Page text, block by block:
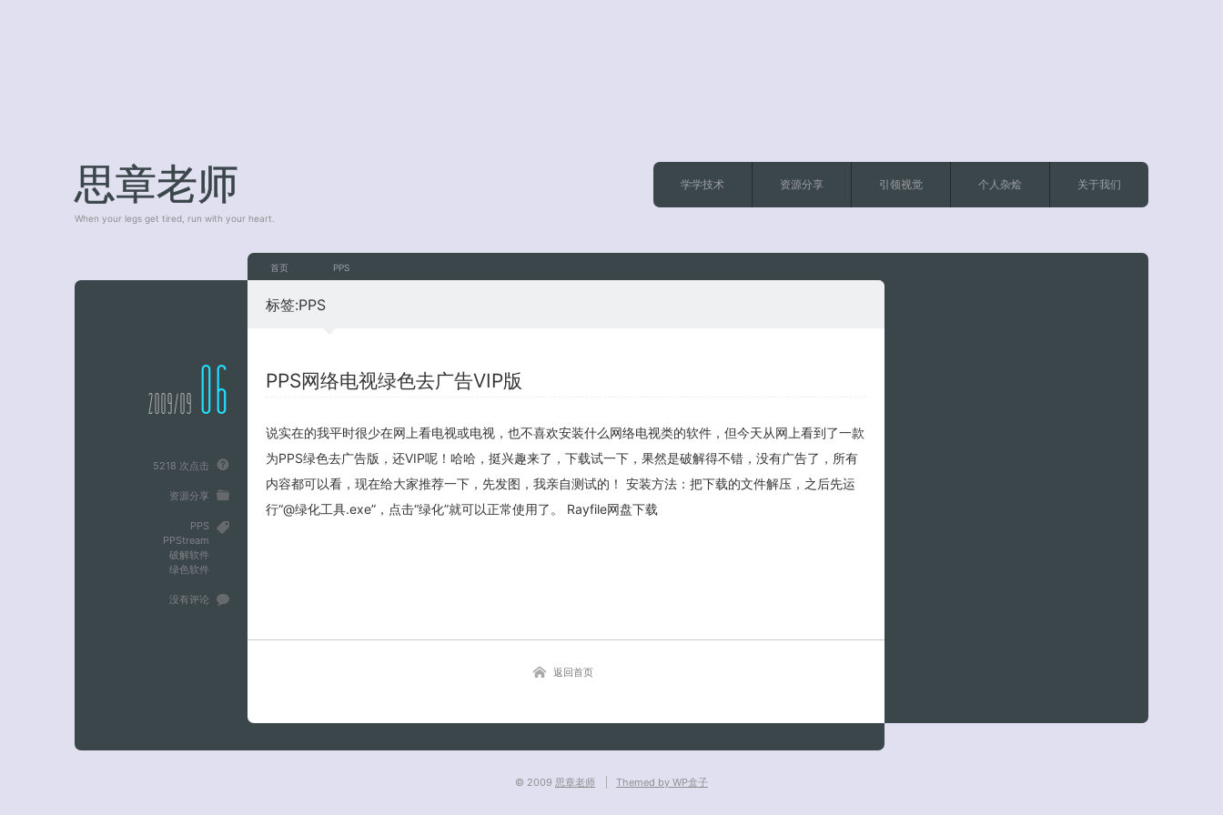
思章老师
When your legs get tired, run with your heart.
学学技术 资源分享 引领视觉 个人杂烩 关于我们
首页 PPS
标签:PPS
PPS网络电视绿色去广告VIP版
说实在的我平时很少在网上看电视或电视，也不喜欢安装什么网络电视类的软件，但今天从网上看到了一款
为PPS绿色去广告版，还VIP呢！哈哈，挺兴趣来了，下载试一下，果然是破解得不错，没有广告了，所有
内容都可以看，现在给大家推荐一下，先发图，我亲自测试的！ 安装方法：把下载的文件解压，之后先运
行“@绿化工具.exe”，点击“绿化”就可以正常使用了。 Rayfile网盘下载
2009/09 06
5218 次点击
资源分享
PPS
PPStream
破解软件
绿色软件
没有评论
返回首页
客服小美
© 2009 思章老师 Themed by WP盒子
关闭弹窗